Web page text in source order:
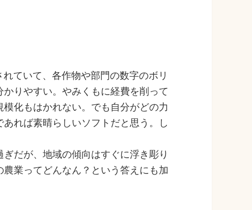
ていて、各作物や部門の数字のボリ
りやすい。やみくもに経費を削って
化もはかれない。でも自分がどの力
れば素晴らしいソフトだと思う。し
だが、地域の傾向はすぐに浮き彫り
業ってどんなん？という答えにも加